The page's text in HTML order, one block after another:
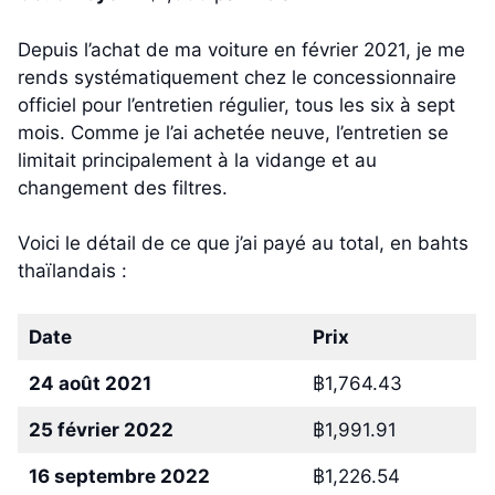
Depuis l’achat de ma voiture en février 2021, je me
rends systématiquement chez le concessionnaire
officiel pour l’entretien régulier, tous les six à sept
mois. Comme je l’ai achetée neuve, l’entretien se
limitait principalement à la vidange et au
changement des filtres.
Voici le détail de ce que j’ai payé au total, en bahts
thaïlandais :
Date Prix
24 août 2021 ฿1,764.43
25 février 2022 ฿1,991.91
16 septembre 2022 ฿1,226.54